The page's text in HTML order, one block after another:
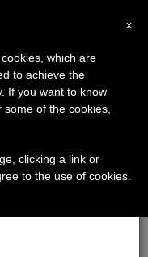
×
la pausa
de verano
y también el
x
which are
to achieve the
If you want to know
of the cookies,
clicking a link or
to the use of cookies.